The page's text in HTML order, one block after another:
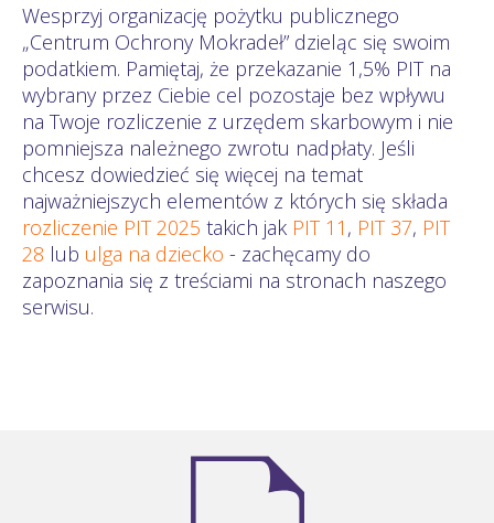
Wesprzyj organizację pożytku publicznego
„Centrum Ochrony Mokradeł” dzieląc się swoim
podatkiem. Pamiętaj, że przekazanie 1,5% PIT na
wybrany przez Ciebie cel pozostaje bez wpływu
na Twoje rozliczenie z urzędem skarbowym i nie
pomniejsza należnego zwrotu nadpłaty. Jeśli
chcesz dowiedzieć się więcej na temat
najważniejszych elementów z których się składa
rozliczenie PIT 2025 takich jak PIT 11 , PIT 37, PIT
28 lub ulga na dziecko - zachęcamy do
zapoznania się z treściami na stronach naszego
serwisu.